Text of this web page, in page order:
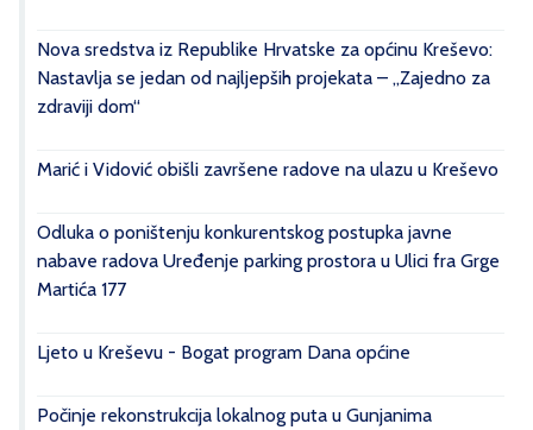
Nova sredstva iz Republike Hrvatske za općinu Kreševo:
Nastavlja se jedan od najljepših projekata – „Zajedno za
zdraviji dom“
Marić i Vidović obišli završene radove na ulazu u Kreševo
Odluka o poništenju konkurentskog postupka javne
nabave radova Uređenje parking prostora u Ulici fra Grge
Martića 177
Ljeto u Kreševu - Bogat program Dana općine
Počinje rekonstrukcija lokalnog puta u Gunjanima